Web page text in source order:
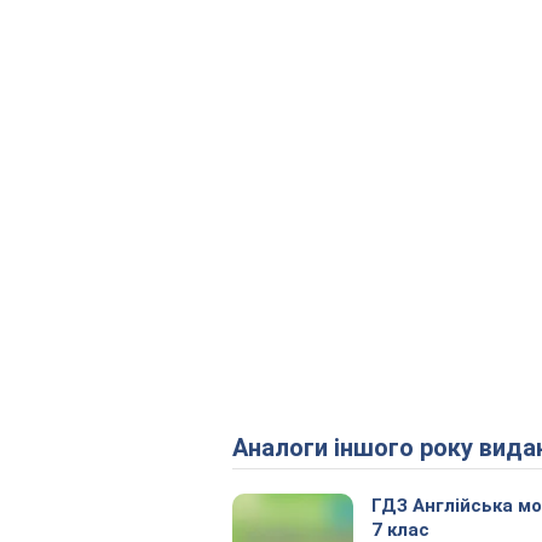
Аналоги іншого року
ГДЗ Англійська
7 клас